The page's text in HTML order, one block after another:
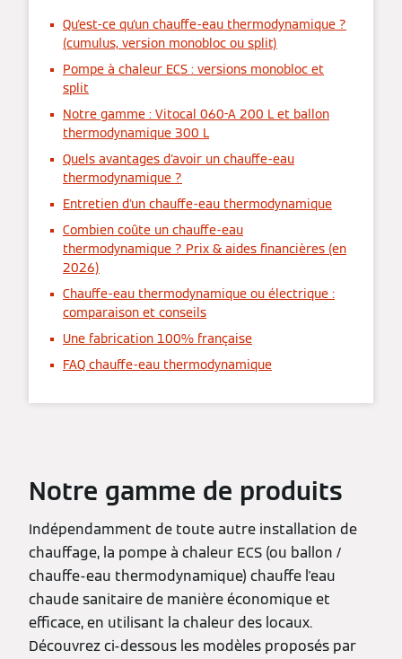
Qu'est-ce qu'un chauffe-eau thermodynamique ?
(cumulus, version monobloc ou split)
Pompe à chaleur ECS : versions monobloc et
split
Notre gamme : Vitocal 060-A 200 L et ballon
thermodynamique 300 L
Quels avantages d'avoir un chauffe-eau
thermodynamique ?
Entretien d'un chauffe-eau thermodynamique
Combien coûte un chauffe-eau
thermodynamique ? Prix & aides financières (en
2026)
Chauffe-eau thermodynamique ou électrique :
comparaison et conseils
Une fabrication 100% française
FAQ chauffe-eau thermodynamique
Notre gamme de produits
Indépendamment de toute autre installation de
chauffage, la pompe à chaleur ECS (ou ballon /
chauffe-eau thermodynamique) chauffe l'eau
chaude sanitaire de manière économique et
efficace, en utilisant la chaleur des locaux.
Découvrez ci-dessous les modèles proposés par